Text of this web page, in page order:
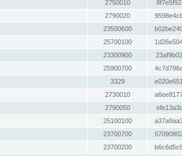
2750010
2790020
23500600
25700100
23300900
25900700
3329
2730010
2790050
25100100
23700700
23700200